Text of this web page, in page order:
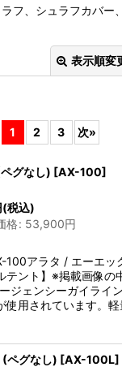
フ、シュラフカバー
表示順変
絞り込む
1 2 3 次»
グなし) [AX-100]
(税込)
格: 53,900円
100アラタ / エーエッ
テント】※掲載画像の
ジェンシーガイライ
使用されています。
ペグなし) [AX-100L]